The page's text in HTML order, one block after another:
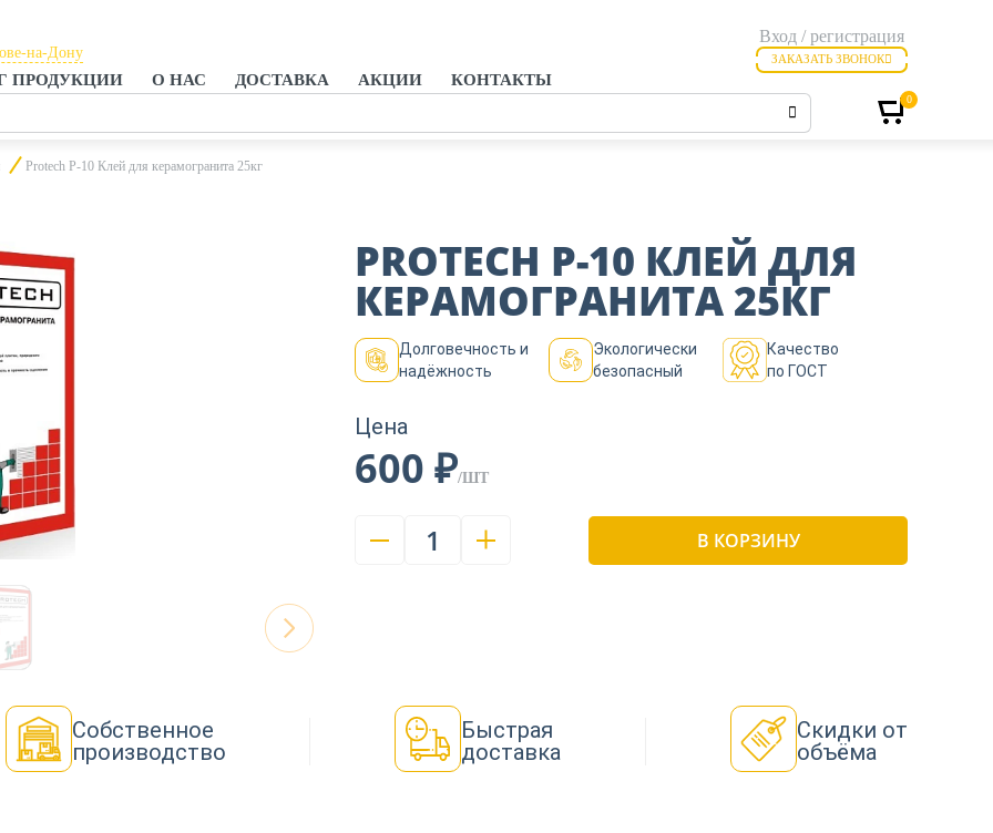
ПРОДУКЦИИ О НАС ДОСТАВКА АКЦИИ КОНТАКТЫ
на-Дону
на-Дону
Вход / регистрация
ЗАКАЗАТЬ ЗВОНОК
0
Protech Р-10 Клей для керамогранита 25кг
PROTECH Р-10 КЛЕЙ ДЛЯ
КЕРАМОГРАНИТА 25КГ
Долговечность и
надёжность
Экологически
безопасный
Качество
по ГОСТ
Цена
600 ₽/ШТ
1 В КОРЗИНУ
Собственное
производство
Быстрая
доставка
Скидки от
объёма